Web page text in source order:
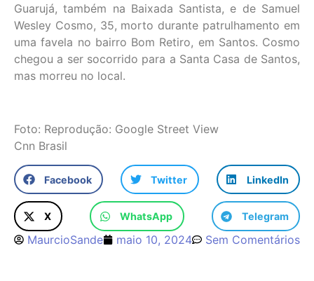
Guarujá, também na Baixada Santista, e de Samuel
Wesley Cosmo, 35, morto durante patrulhamento em
uma favela no bairro Bom Retiro, em Santos. Cosmo
chegou a ser socorrido para a Santa Casa de Santos,
mas morreu no local.
Foto: Reprodução: Google Street View
Cnn Brasil
Facebook Twitter LinkedIn
X WhatsApp Telegram
MaurcioSande maio 10, 2024 Sem Comentários